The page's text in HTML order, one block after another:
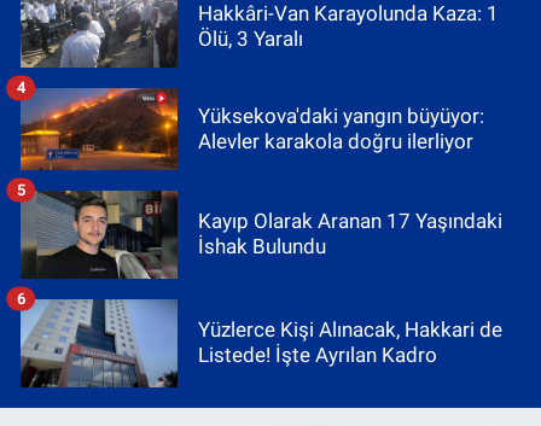
Hakkâri-Van Karayolunda Kaza: 1
Ölü, 3 Yaralı
Yüksekova'daki yangın büyüyor:
Alevler karakola doğru ilerliyor
4
Kayıp Olarak Aranan 17 Yaşındaki
İshak Bulundu
5
Yüzlerce Kişi Alınacak, Hakkari de
Listede! İşte Ayrılan Kadro
6